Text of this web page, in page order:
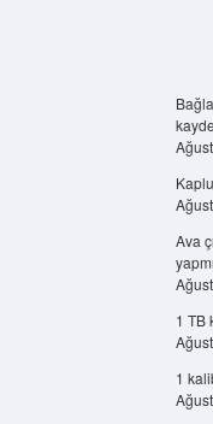
Ava
1 TB
1